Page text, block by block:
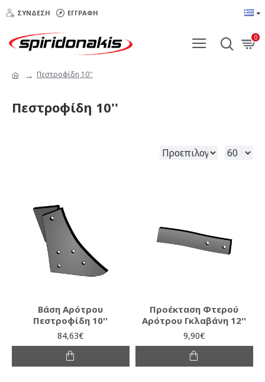
ΣΎΝΔΕΣΗ ΕΓΓΡΑΦΉ
0
Πεστροφίδη 10''
Πεστροφίδη 10''
Βάση Αρότρου
Πεστροφίδη 10''
84,63€
Προέκταση Φτερού
Αρότρου Γκλαβάνη 12''
9,90€